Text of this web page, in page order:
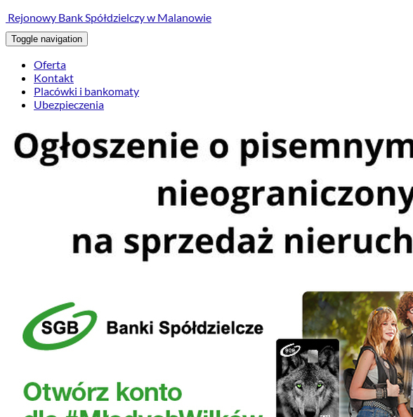
Rejonowy Bank Spółdzielczy w Malanowie
Toggle navigation
Oferta
Kontakt
Placówki i bankomaty
Ubezpieczenia